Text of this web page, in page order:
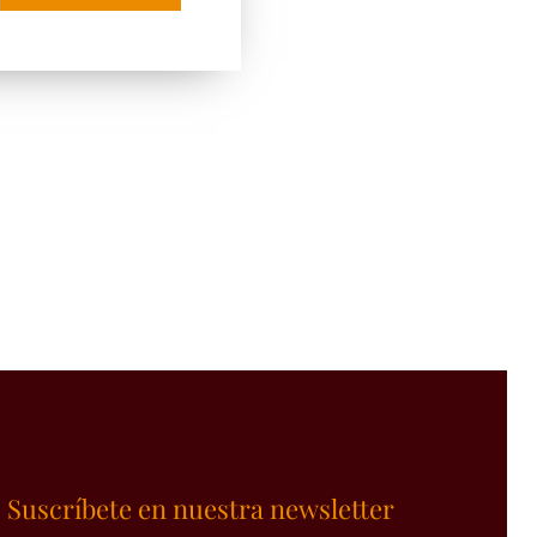
Suscríbete en nuestra newsletter